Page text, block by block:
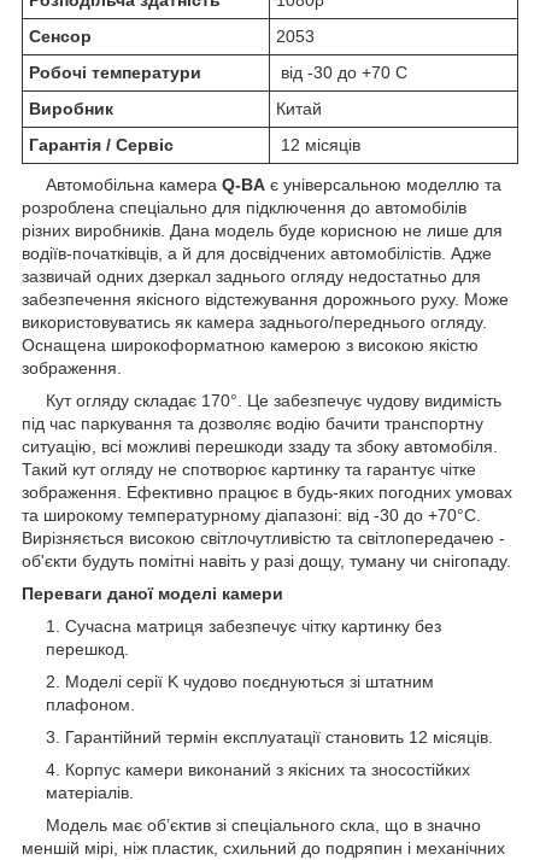
Сенсор
2053
Робочі температури
від -30 до +70 С
Виробник
Китай
Гарантія / Сервіс
12 місяців
Автомобільна камера Q-BA є універсальною моделлю та
розроблена спеціально для підключення до автомобілів
різних виробників. Дана модель буде корисною не лише для
водіїв-початківців, а й для досвідчених автомобілістів. Адже
зазвичай одних дзеркал заднього огляду недостатньо для
забезпечення якісного відстежування дорожнього руху. Може
використовуватись як камера заднього/переднього огляду.
Оснащена широкоформатною камерою з високою якістю
зображення.
Кут огляду складає 170°. Це забезпечує чудову видимість
під час паркування та дозволяє водію бачити транспортну
ситуацію, всі можливі перешкоди ззаду та збоку автомобіля.
Такий кут огляду не спотворює картинку та гарантує чітке
зображення. Ефективно працює в будь-яких погодних умовах
та широкому температурному діапазоні: від -30 до +70°С.
Вирізняється високою світлочутливістю та світлопередачею -
об'єкти будуть помітні навіть у разі дощу, туману чи снігопаду.
Переваги даної моделі камери
Сучасна матриця забезпечує чітку картинку без
перешкод.
Моделі серії K чудово поєднуються зі штатним
плафоном.
Гарантійний термін експлуатації становить 12 місяців.
Корпус камери виконаний з якісних та зносостійких
матеріалів.
Модель має об’єктив зі спеціального скла, що в значно
меншій мірі, ніж пластик, схильний до подряпин і механічних